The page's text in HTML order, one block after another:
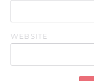
WEBSITE